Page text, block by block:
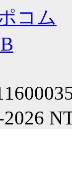
コム